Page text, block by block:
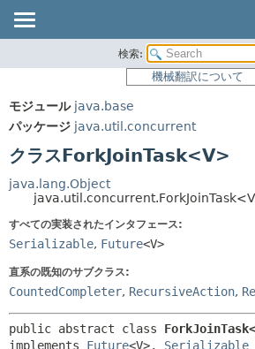
パッケージ
使用
ツリー
プレビュー
新規
非推奨
ヘルプ
サマリー:
ネス
詳細:
検索:
機械翻訳について
モジュール java.base
パッケージ java.util.concurrent
クラスForkJoinTask<V>
java.lang.Object
すべての実装されたインタフェース:
Serializable, Future<V>
直系の既知のサブクラス:
CountedCompleter, RecursiveAction,
public abstract class
implements Future<V>, Serializable